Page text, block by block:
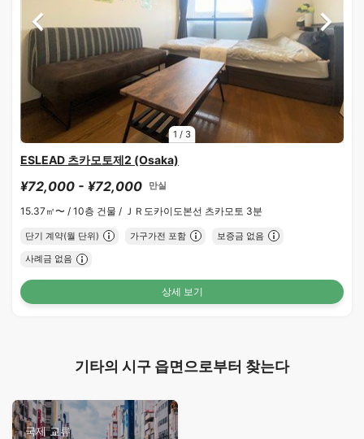
1 / 3
ESLEAD 츠카모토제2 (Osaka)
¥72,000 - ¥72,000 만실
15.37㎡〜 / 10층 건물 / ＪＲ도카이도본선 츠카모토 3분
단기 계약(월 단위) 가구가전 포함 보증금 없음
사례금 없음
상세 보기
기타의 시구 읍면으로부터 찾는다
국제 교류